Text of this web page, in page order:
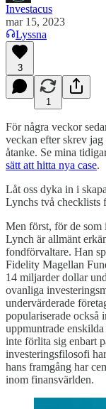
Investacus
mar 15, 2023
Lyssna
3
1
För några veckor
veckan efter skrev
åtanke. Se mina
sätt att hitta nya case.
Låt oss dyka in i
Lynchs två checklists
Men först, för de som
Lynch är allmänt
fondförvaltare. Han
Fidelity Magellan
14 miljarder dollar
ovanliga
undervärderade
populariserade också
uppmuntrade
inte förlita sig enbart
investeringsfilosofi
hans framgång har
inom finansvärlden.